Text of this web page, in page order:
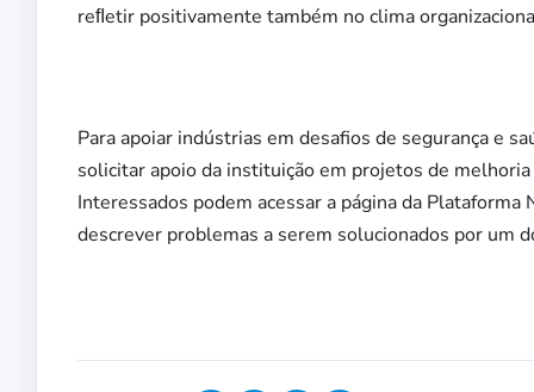
reﬂetir positivamente também no clima
Para apoiar indústrias em desafios de segurança e
solicitar apoio da instituição em projetos de
Interessados podem acessar a página da
descrever problemas a serem solucionados por um